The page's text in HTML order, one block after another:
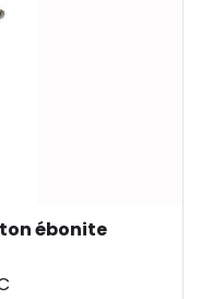
ébonite